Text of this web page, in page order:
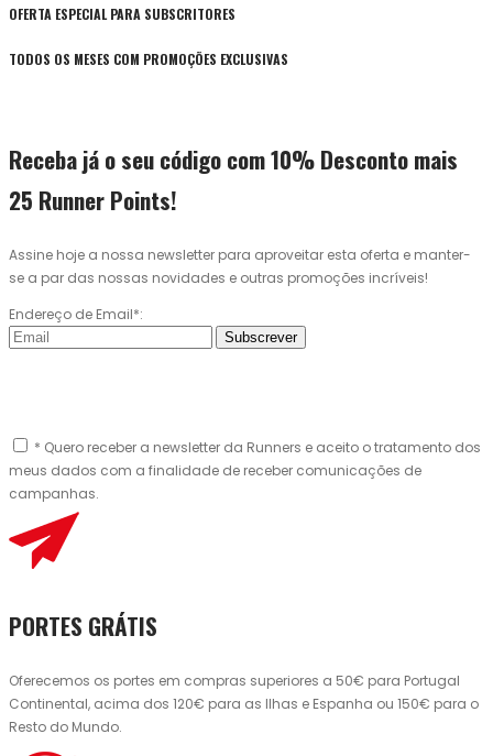
OFERTA ESPECIAL PARA SUBSCRITORES
TODOS OS MESES COM PROMOÇÕES EXCLUSIVAS
Receba já o seu código com 10% Desconto mais
25 Runner Points!
Assine hoje a nossa newsletter para aproveitar esta oferta e manter-
se a par das nossas novidades e outras promoções incríveis!
Endereço de Email*:
Subscrever
* Quero receber a newsletter da Runners e aceito o tratamento dos
meus dados com a finalidade de receber comunicações de
campanhas.
PORTES GRÁTIS
Oferecemos os portes em compras superiores a 50€ para Portugal
Continental, acima dos 120€ para as Ilhas e Espanha ou 150€ para o
Resto do Mundo.